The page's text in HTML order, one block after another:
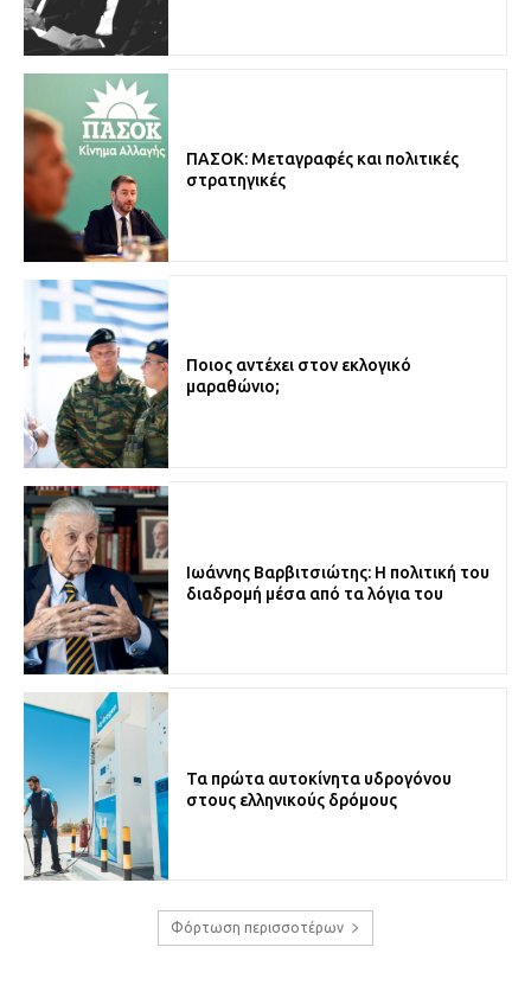
ΠΑΣΟΚ: Μεταγραφές και πολιτικές
στρατηγικές
Ποιος αντέχει στον εκλογικό
μαραθώνιο;
Ιωάννης Βαρβιτσιώτης: Η πολιτική του
διαδρομή μέσα από τα λόγια του
Τα πρώτα αυτοκίνητα υδρογόνου
στους ελληνικούς δρόμους
Φόρτωση περισσοτέρων